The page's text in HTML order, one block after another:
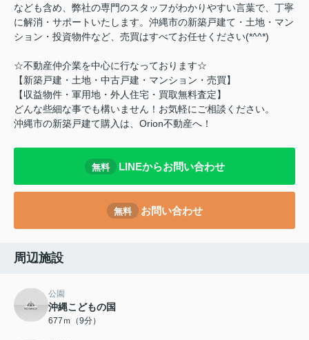
なども含め、弊社の専門のスタッフがわかりやすい言葉で、丁寧
に解消・サポートいたします。沖縄市の新築戸建て・土地・マン
ション・投資物件など、売買はすべてお任せください(*^^*)
☆不動産仲介業を中心に行なっております☆
【新築戸建・土地・中古戸建・マンション・売買】
【収益物件・軍用地・外人住宅・買取無料査定】
どんな些細な事でも構いません！お気軽にご相談ください。
沖縄市の新築戸建て購入は、Orion不動産へ！
無料 LINEからお問い合わせ
無料 お問い合わせ
周辺施設
公園
沖縄こどもの国
677ｍ（9分）